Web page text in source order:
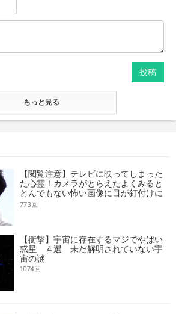
投稿
もっと見る
【閲覧注意】テレビに映ってしまった
た心霊！カメラがとらえたよくみると
とんでもない怖い画像に目が釘付けに
【衝撃】２
773回
【衝撃】宇宙に存在するマジでやばい
惑星 ４選 未だ解明されていない宇
宙の謎
1074回